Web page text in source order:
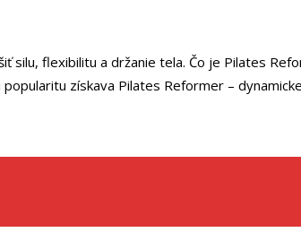
flexibilitu a držanie tela. Čo je Pilates
získava Pilates Reformer –